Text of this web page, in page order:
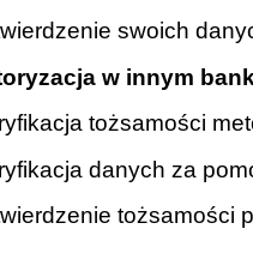
swoich
w innym
tożsamości
danych za
tożsamości